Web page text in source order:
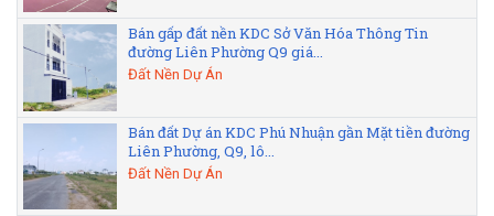
Bán gấp đất nền KDC Sở Văn Hóa Thông Tin
đường Liên Phường Q9 giá...
Đất Nền Dự Án
Bán đất Dự án KDC Phú Nhuận gần Mặt tiền đường
Liên Phường, Q9, lô...
Đất Nền Dự Án